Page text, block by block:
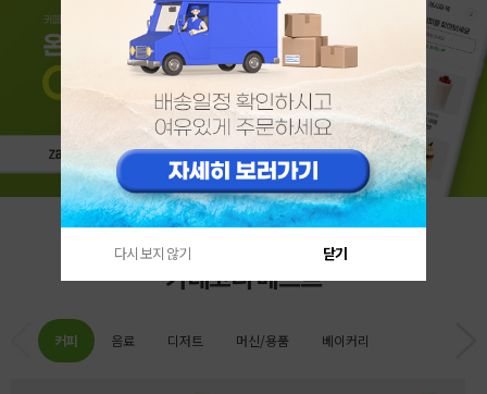
카테고리 베스트
커피 음료 디저트 머신/용품 베이커리
다시 보지 않기 닫기